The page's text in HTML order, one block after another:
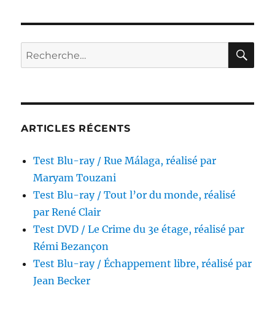
Les
attaquent,
Recherche
pour :
ARTICLES RÉCENTS
Test Blu-ray / Rue Málaga, réalisé par
Maryam Touzani
Test Blu-ray / Tout l’or du monde, réalisé
par René Clair
Test DVD / Le Crime du 3e étage, réalisé par
Rémi Bezançon
Test Blu-ray / Échappement libre, réalisé par
Jean Becker